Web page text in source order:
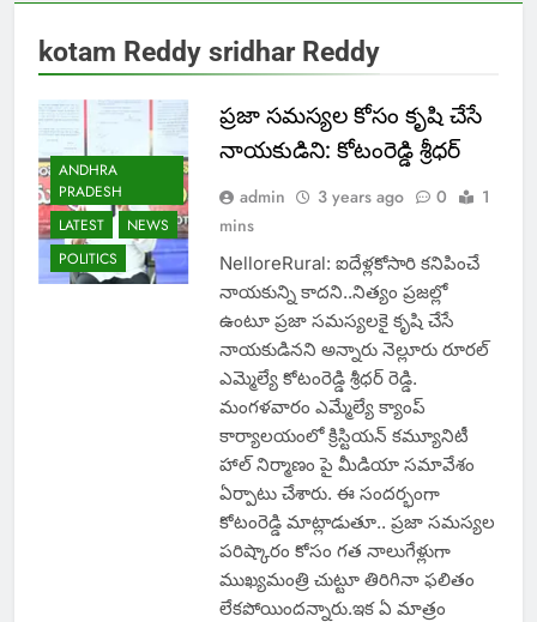
kotam Reddy sridhar Reddy
ANDHRA
PRADESH
LATEST
NEWS
POLITICS
ప్రజా సమస్యల కోసం కృషి చేసే
నాయకుడిని: కోటంరెడ్డి శ్రీధర్
admin 3 years ago 0
1
mins
NelloreRural: ఐదేళ్లకోసారి కనిపించే
నాయకున్ని కాదని..నిత్యం ప్రజల్లో
ఉంటూ ప్రజా సమస్యలకై కృషి చేసే
నాయకుడినని అన్నారు నెల్లూరు రూరల్
ఎమ్మెల్యే కోటంరెడ్డి శ్రీధర్ రెడ్డి.
మంగళవారం ఎమ్మేల్యే క్యాంప్
కార్యాలయంలో క్రిస్టియన్ కమ్యూనిటీ
హాల్ నిర్మాణం పై మీడియా సమావేశం
ఏర్పాటు చేశారు. ఈ సందర్భంగా
కోటంరెడ్డి మాట్లాడుతూ.. ప్రజా సమస్యల
పరిష్కారం కోసం గత నాలుగేళ్లుగా
ముఖ్యమంత్రి చుట్టూ తిరిగినా ఫలితం
లేకపోయిందన్నారు.ఇక ఏ మాత్రం